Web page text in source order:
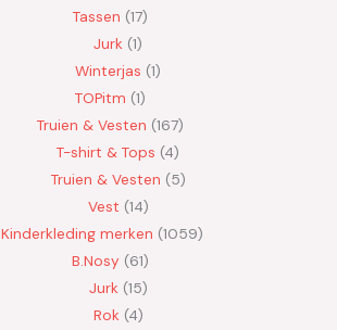
Tassen 17
Jurk 1
Winterjas 1
TOPitm 1
Truien & Vesten 167
T-shirt & Tops 4
Truien & Vesten 5
Vest 14
Kinderkleding merken 1059
B.Nosy 61
Jurk 15
Rok 4